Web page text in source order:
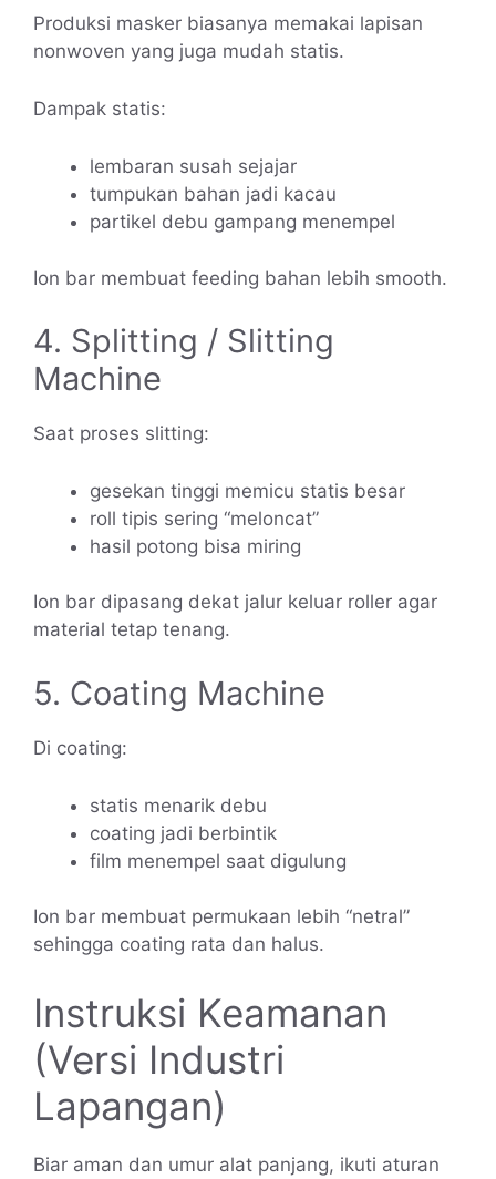
Produksi masker biasanya memakai lapisan
nonwoven yang juga mudah statis.
Dampak statis:
lembaran susah sejajar
tumpukan bahan jadi kacau
partikel debu gampang menempel
Ion bar membuat feeding bahan lebih smooth.
4. Splitting / Slitting
Machine
Saat proses slitting:
gesekan tinggi memicu statis besar
roll tipis sering “meloncat”
hasil potong bisa miring
Ion bar dipasang dekat jalur keluar roller agar
material tetap tenang.
5. Coating Machine
Di coating:
statis menarik debu
coating jadi berbintik
film menempel saat digulung
Ion bar membuat permukaan lebih “netral”
sehingga coating rata dan halus.
Instruksi Keamanan
(Versi Industri
Lapangan)
Biar aman dan umur alat panjang, ikuti aturan